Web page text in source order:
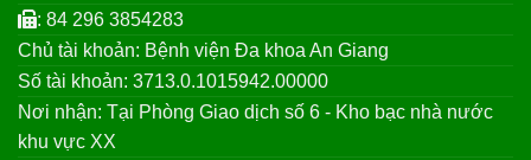
: 84 296 3854283
Chủ tài khoản: Bệnh viện Đa khoa An Giang
Số tài khoản: 3713.0.1015942.00000
Nơi nhận: Tại Phòng Giao dịch số 6 - Kho bạc nhà nước
khu vực XX